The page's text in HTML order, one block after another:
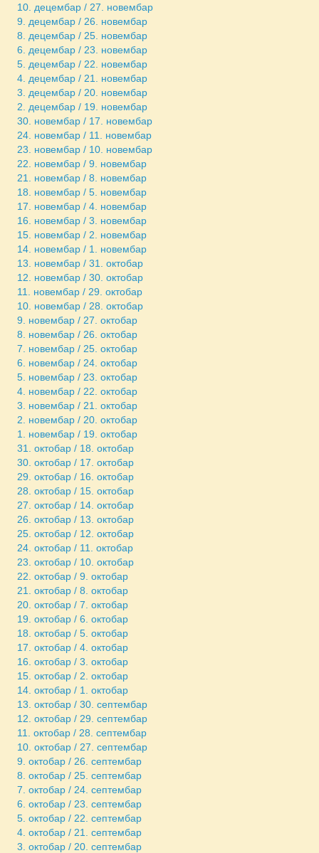
10. децембар / 27. новембар
9. децембар / 26. новембар
8. децембар / 25. новембар
6. децембар / 23. новембар
5. децембар / 22. новембар
4. децембар / 21. новембар
3. децембар / 20. новембар
2. децембар / 19. новембар
30. новембар / 17. новембар
24. новембар / 11. новембар
23. новембар / 10. новембар
22. новембар / 9. новембар
21. новембар / 8. новембар
18. новембар / 5. новембар
17. новембар / 4. новембар
16. новембар / 3. новембар
15. новембар / 2. новембар
14. новембар / 1. новембар
13. новембар / 31. октобар
12. новембар / 30. октобар
11. новембар / 29. октобар
10. новембар / 28. октобар
9. новембар / 27. октобар
8. новембар / 26. октобар
7. новембар / 25. октобар
6. новембар / 24. октобар
5. новембар / 23. октобар
4. новембар / 22. октобар
3. новембар / 21. октобар
2. новембар / 20. октобар
1. новембар / 19. октобар
31. октобар / 18. октобар
30. октобар / 17. октобар
29. октобар / 16. октобар
28. октобар / 15. октобар
27. октобар / 14. октобар
26. октобар / 13. октобар
25. октобар / 12. октобар
24. октобар / 11. октобар
23. октобар / 10. октобар
22. октобар / 9. октобар
21. октобар / 8. октобар
20. октобар / 7. октобар
19. октобар / 6. октобар
18. октобар / 5. октобар
17. октобар / 4. октобар
16. октобар / 3. октобар
15. октобар / 2. октобар
14. октобар / 1. октобар
13. октобар / 30. септембар
12. октобар / 29. септембар
11. октобар / 28. септембар
10. октобар / 27. септембар
9. октобар / 26. септембар
8. октобар / 25. септембар
7. октобар / 24. септембар
6. октобар / 23. септембар
5. октобар / 22. септембар
4. октобар / 21. септембар
3. октобар / 20. септембар